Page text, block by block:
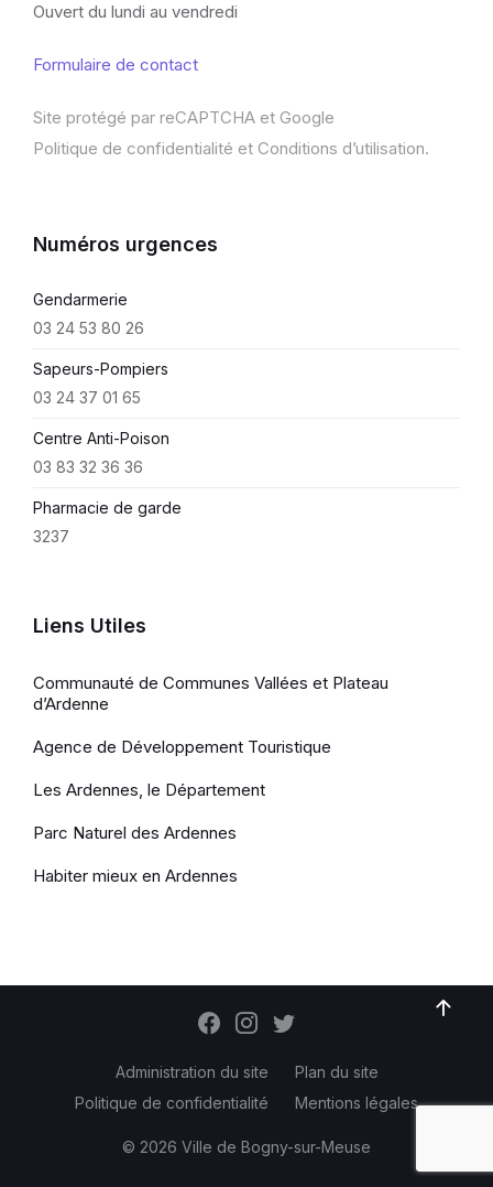
Ouvert du lundi au vendredi
Formulaire de contact
Site protégé par reCAPTCHA et Google
Politique de confidentialité et Conditions d’utilisation.
Numéros urgences
Gendarmerie
03 24 53 80 26
Sapeurs-Pompiers
03 24 37 01 65
Centre Anti-Poison
03 83 32 36 36
Pharmacie de garde
3237
Liens Utiles
Communauté de Communes Vallées et Plateau
d’Ardenne
Agence de Développement Touristique
Les Ardennes, le Département
Parc Naturel des Ardennes
Habiter mieux en Ardennes
Administration du site
Plan du site
Politique de confidentialité
Mentions légales
© 2026 Ville de Bogny-sur-Meuse